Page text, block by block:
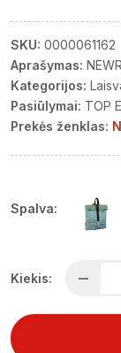
SKU: 0000061162
Aprašymas:
Kategorijos:
Pasiūlymai: TOP
Prekės ženklas:
Spalva:
Kiekis: